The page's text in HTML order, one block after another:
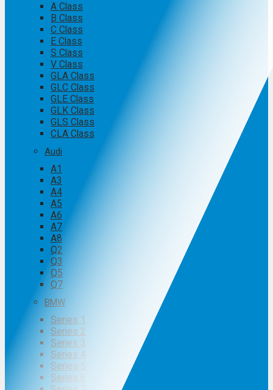
A Class
B Class
C Class
E Class
S Class
V Class
GLA Class
GLC Class
GLE Class
GLK Class
GLS Class
CLA Class
Audi
A1
A3
A4
A5
A6
A7
A8
Q2
Q3
Q5
Q7
BMW
Series 1
Series 2
Series 3
Series 4
Series 5
Series 6